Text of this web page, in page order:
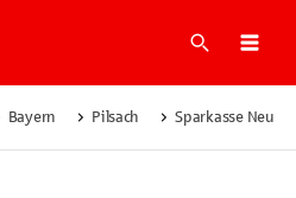
Suche
Bayern Pilsach Sparkasse